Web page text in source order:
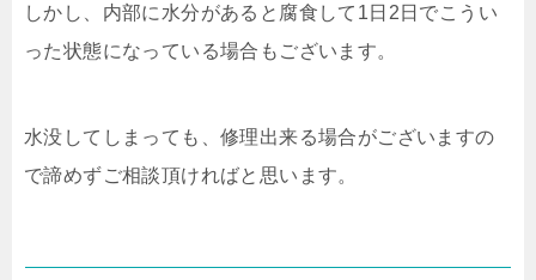
しかし、内部に水分があると腐食して1日2日でこうい
った状態になっている場合もございます。
水没してしまっても、修理出来る場合がございますの
で諦めずご相談頂ければと思います。